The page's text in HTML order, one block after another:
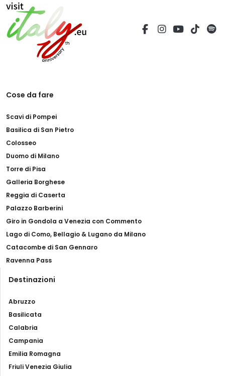
Cose da fare
Scavi di Pompei
Basilica di San Pietro
Colosseo
Duomo di Milano
Torre di Pisa
Galleria Borghese
Reggia di Caserta
Palazzo Barberini
Giro in Gondola a Venezia con Commento
Lago di Como, Bellagio & Lugano da Milano
Catacombe di San Gennaro
Ravenna Pass
Destinazioni
Abruzzo
Basilicata
Calabria
Campania
Emilia Romagna
Friuli Venezia Giulia